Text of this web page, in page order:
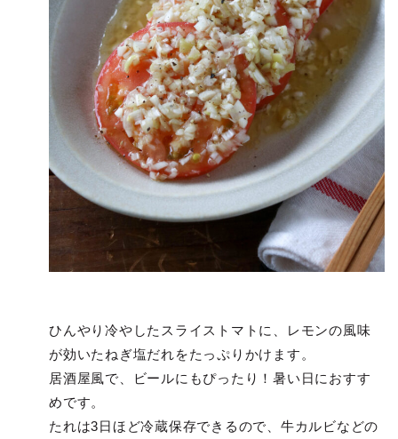
ひんやり冷やしたスライストマトに、レモンの風味
が効いたねぎ塩だれをたっぷりかけます。
居酒屋風で、ビールにもぴったり！暑い日におすす
めです。
たれは3日ほど冷蔵保存できるので、牛カルビなどの